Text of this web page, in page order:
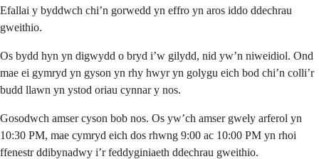
Efallai y byddwch chi’n gorwedd yn effro yn aros iddo ddechrau
gweithio.
Os bydd hyn yn digwydd o bryd i’w gilydd, nid yw’n niweidiol. Ond
mae ei gymryd yn gyson yn rhy hwyr yn golygu eich bod chi’n colli’r
budd llawn yn ystod oriau cynnar y nos.
Gosodwch amser cyson bob nos. Os yw’ch amser gwely arferol yn
10:30 PM, mae cymryd eich dos rhwng 9:00 ac 10:00 PM yn rhoi
ffenestr ddibynadwy i’r feddyginiaeth ddechrau gweithio.